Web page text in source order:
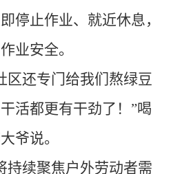
停止作业、就近休息，
业安全。
区还专门给我们熬绿豆
活都更有干劲了！”喝
爷说。
持续聚焦户外劳动者需